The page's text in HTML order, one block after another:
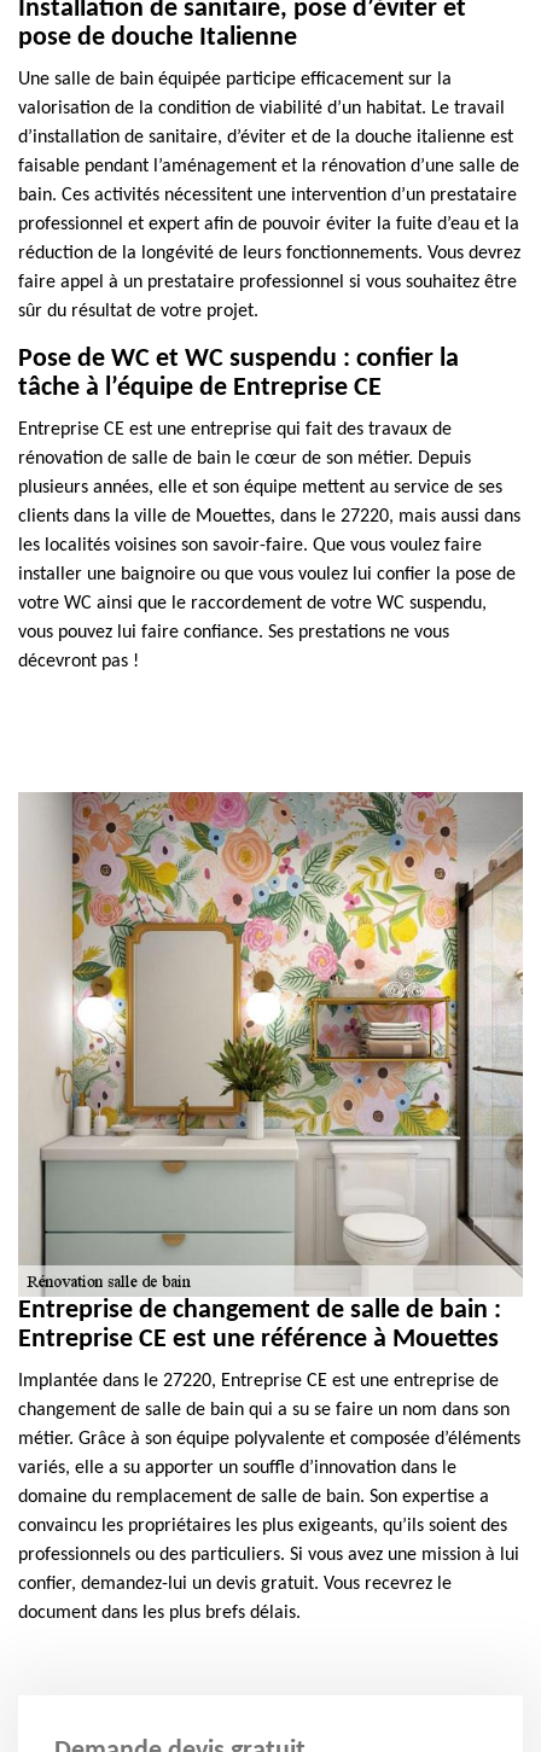
Installation de sanitaire, pose d’éviter et
pose de douche Italienne
Une salle de bain équipée participe efficacement sur la
valorisation de la condition de viabilité d’un habitat. Le travail
d’installation de sanitaire, d’éviter et de la douche italienne est
faisable pendant l’aménagement et la rénovation d’une salle de
bain. Ces activités nécessitent une intervention d’un prestataire
professionnel et expert afin de pouvoir éviter la fuite d’eau et la
réduction de la longévité de leurs fonctionnements. Vous devrez
faire appel à un prestataire professionnel si vous souhaitez être
sûr du résultat de votre projet.
Pose de WC et WC suspendu : confier la
tâche à l’équipe de Entreprise CE
Entreprise CE est une entreprise qui fait des travaux de
rénovation de salle de bain le cœur de son métier. Depuis
plusieurs années, elle et son équipe mettent au service de ses
clients dans la ville de Mouettes, dans le 27220, mais aussi dans
les localités voisines son savoir-faire. Que vous voulez faire
installer une baignoire ou que vous voulez lui confier la pose de
votre WC ainsi que le raccordement de votre WC suspendu,
vous pouvez lui faire confiance. Ses prestations ne vous
décevront pas !
Entreprise de changement de salle de bain :
Entreprise CE est une référence à Mouettes
Implantée dans le 27220, Entreprise CE est une entreprise de
changement de salle de bain qui a su se faire un nom dans son
métier. Grâce à son équipe polyvalente et composée d’éléments
variés, elle a su apporter un souffle d’innovation dans le
domaine du remplacement de salle de bain. Son expertise a
convaincu les propriétaires les plus exigeants, qu’ils soient des
professionnels ou des particuliers. Si vous avez une mission à lui
confier, demandez-lui un devis gratuit. Vous recevrez le
document dans les plus brefs délais.